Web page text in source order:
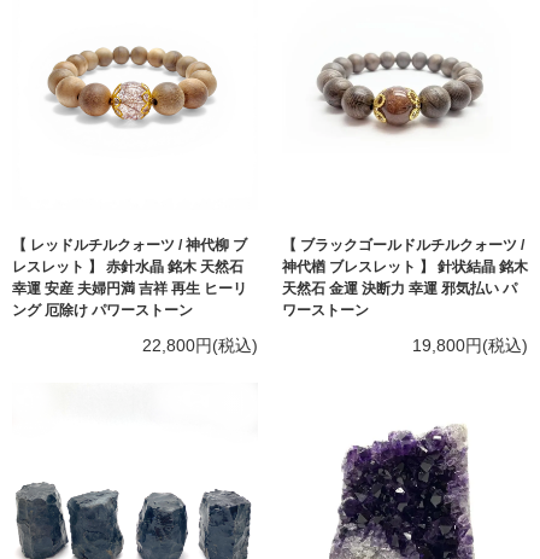
【 レッドルチルクォーツ / 神代柳 ブ
レスレット 】 赤針水晶 銘木 天然石
幸運 安産 夫婦円満 吉祥 再生 ヒーリ
ング 厄除け パワーストーン
22,800円(税込)
【 ブラックゴールドルチルクォーツ /
神代楢 ブレスレット 】 針状結晶 銘木
天然石 金運 決断力 幸運 邪気払い パ
ワーストーン
19,800円(税込)